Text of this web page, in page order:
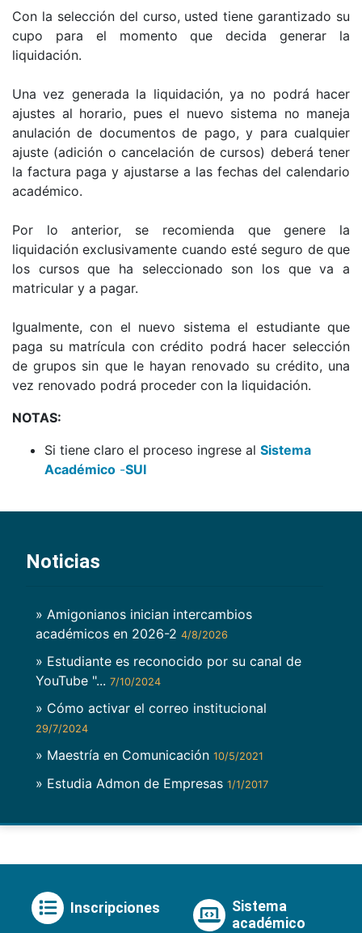
Con la selección del curso, usted tiene garantizado su
cupo para el momento que decida generar la
liquidación.
Una vez generada la liquidación, ya no podrá hacer
ajustes al horario, pues el nuevo sistema no maneja
anulación de documentos de pago, y para cualquier
ajuste (adición o cancelación de cursos) deberá tener
la factura paga y ajustarse a las fechas del calendario
académico.
Por lo anterior, se recomienda que genere la
liquidación exclusivamente cuando esté seguro de que
los cursos que ha seleccionado son los que va a
matricular y a pagar.
Igualmente, con el nuevo sistema el estudiante que
paga su matrícula con crédito podrá hacer selección
de grupos sin que le hayan renovado su crédito, una
vez renovado podrá proceder con la liquidación.
NOTAS:
Si tiene claro el proceso ingrese al Sistema
Académico -SUI
Noticias
» Amigonianos inician intercambios
académicos en 2026-2 4/8/2026
» Estudiante es reconocido por su canal de
YouTube "... 7/10/2024
» Cómo activar el correo institucional
29/7/2024
» Maestría en Comunicación 10/5/2021
» Estudia Admon de Empresas 1/1/2017
Inscripciones
Sistema
académico